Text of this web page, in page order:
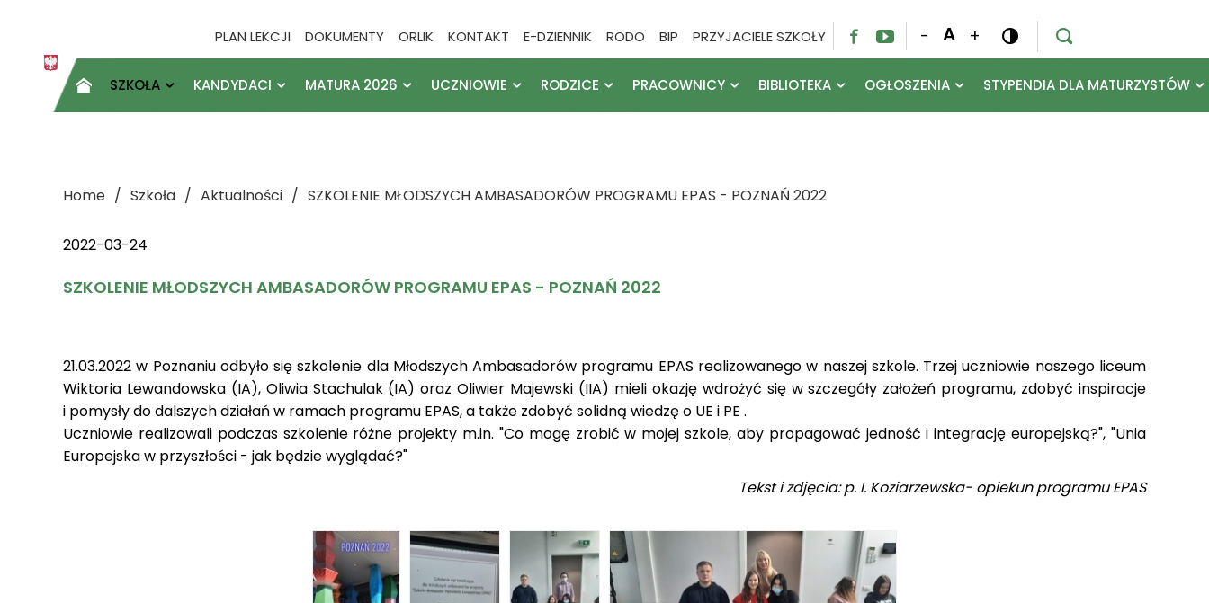
PLAN LEKCJI DOKUMENTY ORLIK KONTAKT E-DZIENNIK RODO BIP PRZYJACIELE SZKOŁY   - A +  
 SZKOŁA KANDYDACI MATURA 2026 UCZNIOWIE RODZICE PRACOWNICY BIBLIOTEKA OGŁOSZENIA STYPENDIA DLA MATURZYSTÓW
Home Szkoła Aktualności SZKOLENIE MŁODSZYCH AMBASADORÓW PROGRAMU EPAS - POZNAŃ 2022
2022-03-24
SZKOLENIE MŁODSZYCH AMBASADORÓW PROGRAMU EPAS - POZNAŃ 2022
21.03.2022 w Poznaniu odbyło się szkolenie dla Młodszych Ambasadorów programu EPAS realizowanego w naszej szkole. Trzej uczniowie naszego liceum
Wiktoria Lewandowska (IA), Oliwia Stachulak (IA) oraz Oliwier Majewski (IIA) mieli okazję wdrożyć się w szczegóły założeń programu, zdobyć inspiracje
i pomysły do dalszych działań w ramach programu EPAS, a także zdobyć solidną wiedzę o UE i PE .
Uczniowie realizowali podczas szkolenie różne projekty m.in. "Co mogę zrobić w mojej szkole, aby propagować jedność i integrację europejską?", "Unia
Europejska w przyszłości - jak będzie wyglądać?"
Tekst i zdjęcia: p. I. Koziarzewska- opiekun programu EPAS